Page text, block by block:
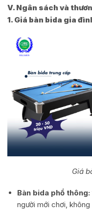
V. Ngân sách và
1. Giá bàn bida gia
Giá
Bàn bida phổ thông:
người mới chơi,